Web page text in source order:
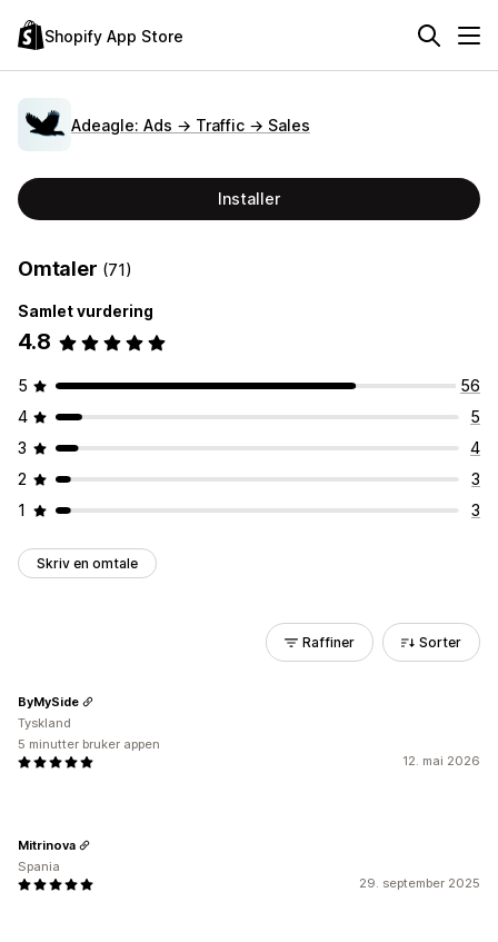
Shopify App Store
Adeagle: Ads → Traffic → Sales
Installer
Omtaler (71)
Samlet vurdering
4.8
5
56
4
5
3
4
2
3
1
3
Skriv en omtale
Raffiner Sorter
12. mai 2026
ByMySide
Tyskland
5 minutter bruker appen
29. september 2025
Mitrinova
Spania